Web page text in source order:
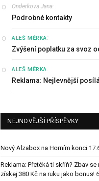
Onderkova Jana:
Podrobné kontakty
ALEŠ MĚRKA:
Zvýšení poplatku za svoz
ALEŠ MĚRKA:
Reklama: Nejlevnější
NEJNOVĚJŠÍ PŘÍSPĚVKY
Nový Alzabox na Horním konci
Reklama: Přetéká ti skříň? Zbav
získej 380 Kč na ruku jako bonus!